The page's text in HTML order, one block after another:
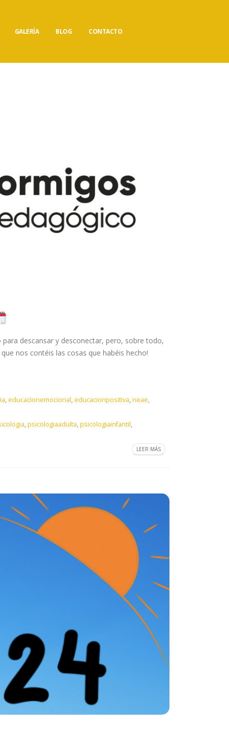
GALERÍA BLOG CONTACTO
descansar y desconectar, pero, sobre todo,
nos contéis las cosas que habéis hecho!
,educacionemocional,educacionpositiva,neae,
,psicologiaadulta,psicologiainfantil,
LEER MÁS